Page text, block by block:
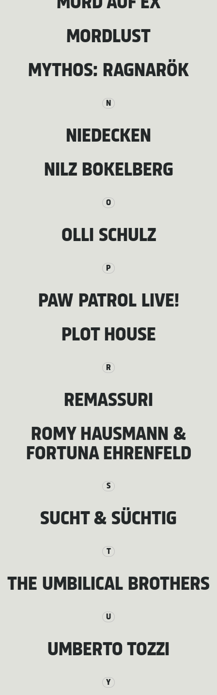
MORDLUST
MYTHOS: RAGNARÖK
N
NIEDECKEN
NILZ BOKELBERG
O
OLLI SCHULZ
P
PAW PATROL LIVE!
PLOT HOUSE
R
REMASSURI
ROMY HAUSMANN &
FORTUNA EHRENFELD
S
SUCHT & SÜCHTIG
T
THE UMBILICAL BROTHERS
U
UMBERTO TOZZI
Y